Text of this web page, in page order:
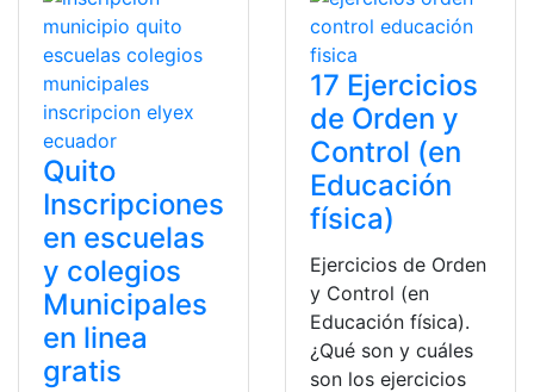
Quito
Inscripciones
en escuelas
y colegios
Municipales
en linea
gratis
17 Ejercicios
de Orden y
Control (en
Educación
física)
Ejercicios de Orden
y Control (en
Educación física).
¿Qué son y cuáles
son los ejercicios